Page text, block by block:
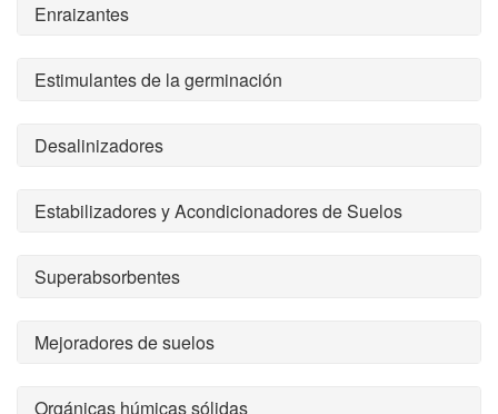
Enraizantes
Estimulantes de la germinación
Desalinizadores
Estabilizadores y Acondicionadores de Suelos
Superabsorbentes
Mejoradores de suelos
Orgánicas húmicas sólidas